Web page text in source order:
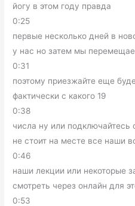
йогу в этом году правда
0:25
первые несколько дней в
у нас но затем мы
0:31
поэтому приезжайте еще
фактически с какого 19
0:38
числа ну или подключайтесь
не стоит на месте все наши
0:46
наши лекции или некоторые
смотреть через онлайн для
0:53